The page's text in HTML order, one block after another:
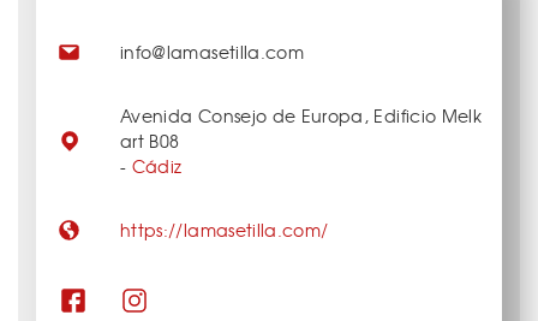
info@lamasetilla.com
Avenida Consejo de Europa, Edificio Melk
art B08
- Cádiz
https://lamasetilla.com/